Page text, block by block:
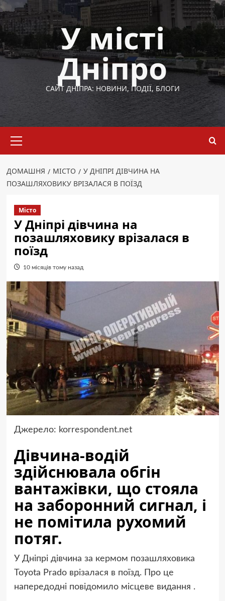
Перейти
до
вмісту
У місті
Дніпро
САЙТ ДНІПРА: НОВИНИ, ПОДІЇ, БЛОГИ
меню
ДОМАШНЯ МІСТО
У ДНІПРІ ДІВЧИНА НА
ПОЗАШЛЯХОВИКУ ВРІЗАЛАСЯ В ПОЇЗД
Місто
У Дніпрі дівчина на
позашляховику врізалася в
поїзд
10 місяців тому назад
Джерело: korrespondent.net
Дівчина-водій
здійснювала обгін
вантажівки, що стояла
на заборонний сигнал, і
не помітила рухомий
потяг.
У Дніпрі дівчина за кермом позашляховика
Toyota Prado врізалася в поїзд. Про це
напередодні повідомило місцеве видання .